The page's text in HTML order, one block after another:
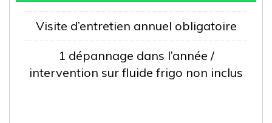
Visite d’entretien annuel obligatoire
1 dépannage dans l’année /
intervention sur fluide frigo non inclus